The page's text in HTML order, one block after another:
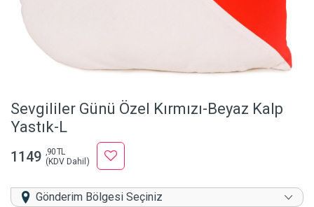
Sevgililer Günü Özel Kırmızı-Beyaz Kalp
Yastık-L
1149 ,90 TL
(KDV Dahil)
Gönderim Bölgesi Seçiniz